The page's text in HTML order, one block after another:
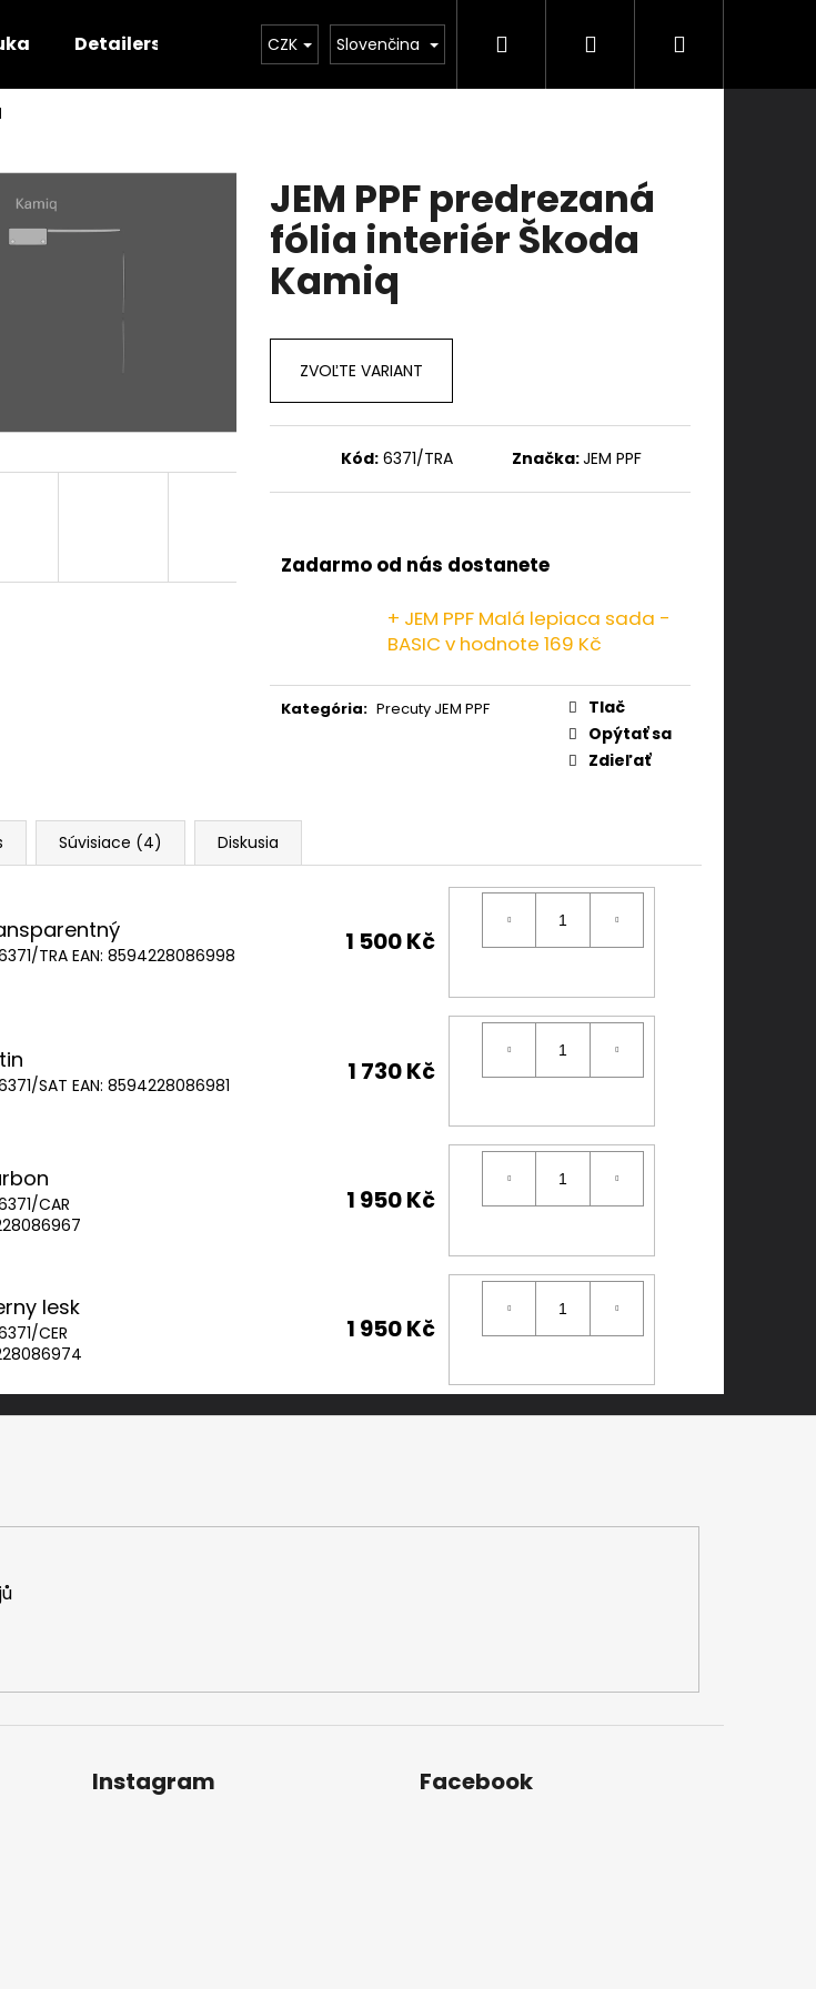
Detailerská ponuka Školenie Služby Kontakty
CZK Slovenčina Hľadať PrihlásenieNákupný
JEM PPF predrezaná
fólia interiér Škoda
Kamiq
ZVOĽTE VARIANT
Kód: 6371/TRA Značka:JEM PPF
Zadarmo od nás dostanete
+ JEM PPF Malá lepiaca sada -
BASIC v hodnote 169 Kč
Kategória: Precuty JEM PPF
Tlač
Opýtať sa
Zdieľať
Súvisiace (4) Diskusia
TRA EAN: 8594228086998 1 500 Kč
SAT EAN: 8594228086981 1 730 Kč
CAR
1 950 Kč
lesk
CER
1 950 Kč
nájsť?
Instagram Facebook